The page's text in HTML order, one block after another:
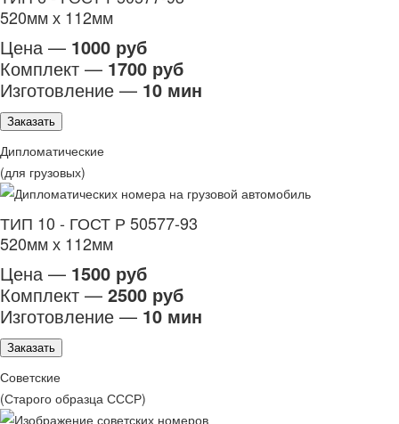
520мм х 112мм
Цена — 1000 руб
Комплект — 1700 руб
Изготовление — 10 мин
Заказать
Дипломатические
(для грузовых)
ТИП 10 - ГОСТ Р 50577-93
520мм х 112мм
Цена — 1500 руб
Комплект — 2500 руб
Изготовление — 10 мин
Заказать
Советские
(Старого образца СССР)